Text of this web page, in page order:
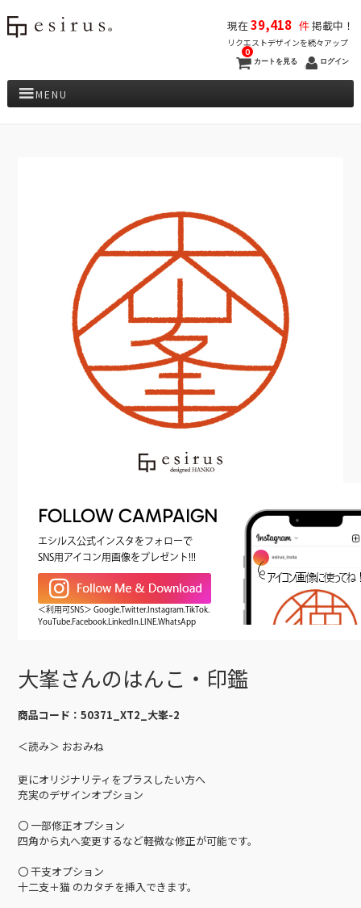
現在39,418 件掲載中！
リクエストデザインを続々アップ
カートを見る
0
ログイン
MENU
FOLLOW CAMPAIGN
エシルス公式インスタをフォローで
SNS用アイコン用画像をプレゼント!!!
＜利用可SNS＞ Google.Twitter.Instagram.TikTok.
YouTube.Facebook.LinkedIn.LINE.WhatsApp
大峯さんのはんこ・印鑑
商品コード：50371_XT2_大峯-2
＜読み＞ おおみね
更にオリジナリティをプラスしたい方へ
充実のデザインオプション
〇 一部修正オプション
四角から丸へ変更するなど軽微な修正が可能です。
〇 干支オプション
十二支＋猫 のカタチを挿入できます。